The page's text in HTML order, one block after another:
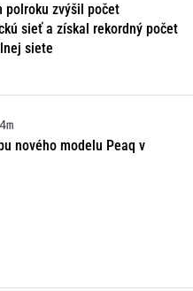
polroku zvýšil počet
sieť a získal rekordný počet
siete
4m
nového modelu Peaq v